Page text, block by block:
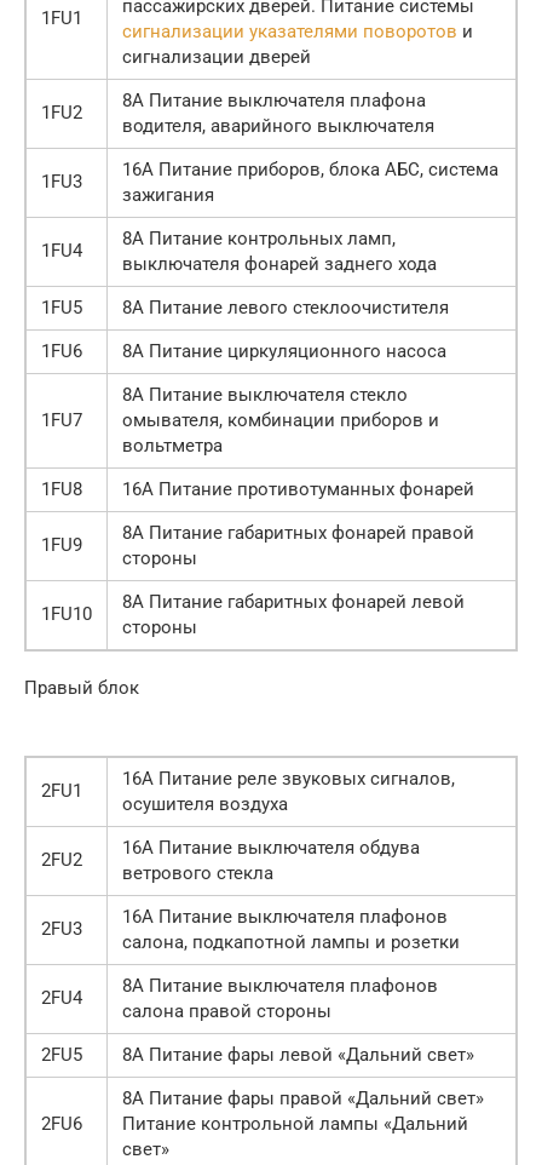
1FU1
пассажирских дверей. Питание системы
сигнализации указателями поворотов и
сигнализации дверей
1FU2
8А Питание выключателя плафона
водителя, аварийного выключателя
1FU3
16А Питание приборов, блока АБС, система
зажигания
1FU4
8А Питание контрольных ламп,
выключателя фонарей заднего хода
1FU5
8А Питание левого стеклоочистителя
1FU6
8А Питание циркуляционного насоса
1FU7
8А Питание выключателя стекло
омывателя, комбинации приборов и
вольтметра
1FU8
16А Питание противотуманных фонарей
1FU9
8А Питание габаритных фонарей правой
стороны
1FU10
8А Питание габаритных фонарей левой
стороны
Правый блок
2FU1
16А Питание реле звуковых сигналов,
осушителя воздуха
2FU2
16А Питание выключателя обдува
ветрового стекла
2FU3
16А Питание выключателя плафонов
салона, подкапотной лампы и розетки
2FU4
8А Питание выключателя плафонов
салона правой стороны
2FU5
8А Питание фары левой «Дальний свет»
2FU6
8А Питание фары правой «Дальний свет»
Питание контрольной лампы «Дальний
свет»